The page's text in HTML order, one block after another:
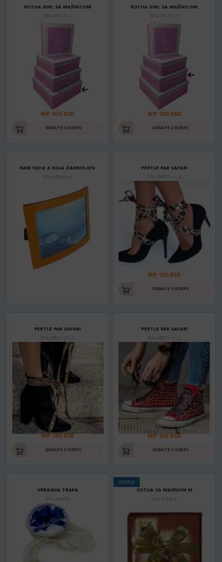
KUTIJA GIRL SA MAŠNICOM
Šifra: 391031-4
MP: 100 RSD
DODAJTE U KORPU
KUTIJA GIRL SA MAŠNICOM
Šifra: 391031-3
MP: 100 RSD
DODAJTE U KORPU
RAM 13X18 6 BOJA ZAKRIVLJEN
Šifra: 955684_6
PERTLE PAR SAFARI
Šifra: DB071-01_3
MP: 120 RSD
DODAJTE U KORPU
PERTLE PAR SAFARI
Šifra: DB071-01_2
MP: 120 RSD
DODAJTE U KORPU
PERTLE PAR SAFARI
Šifra: DB071-01_1
MP: 120 RSD
DODAJTE U KORPU
UKRASNA TRAKA
Šifra: 440602
SNIŽENJE
KUTIJA SA MASNOM M
Šifra: 803M_8